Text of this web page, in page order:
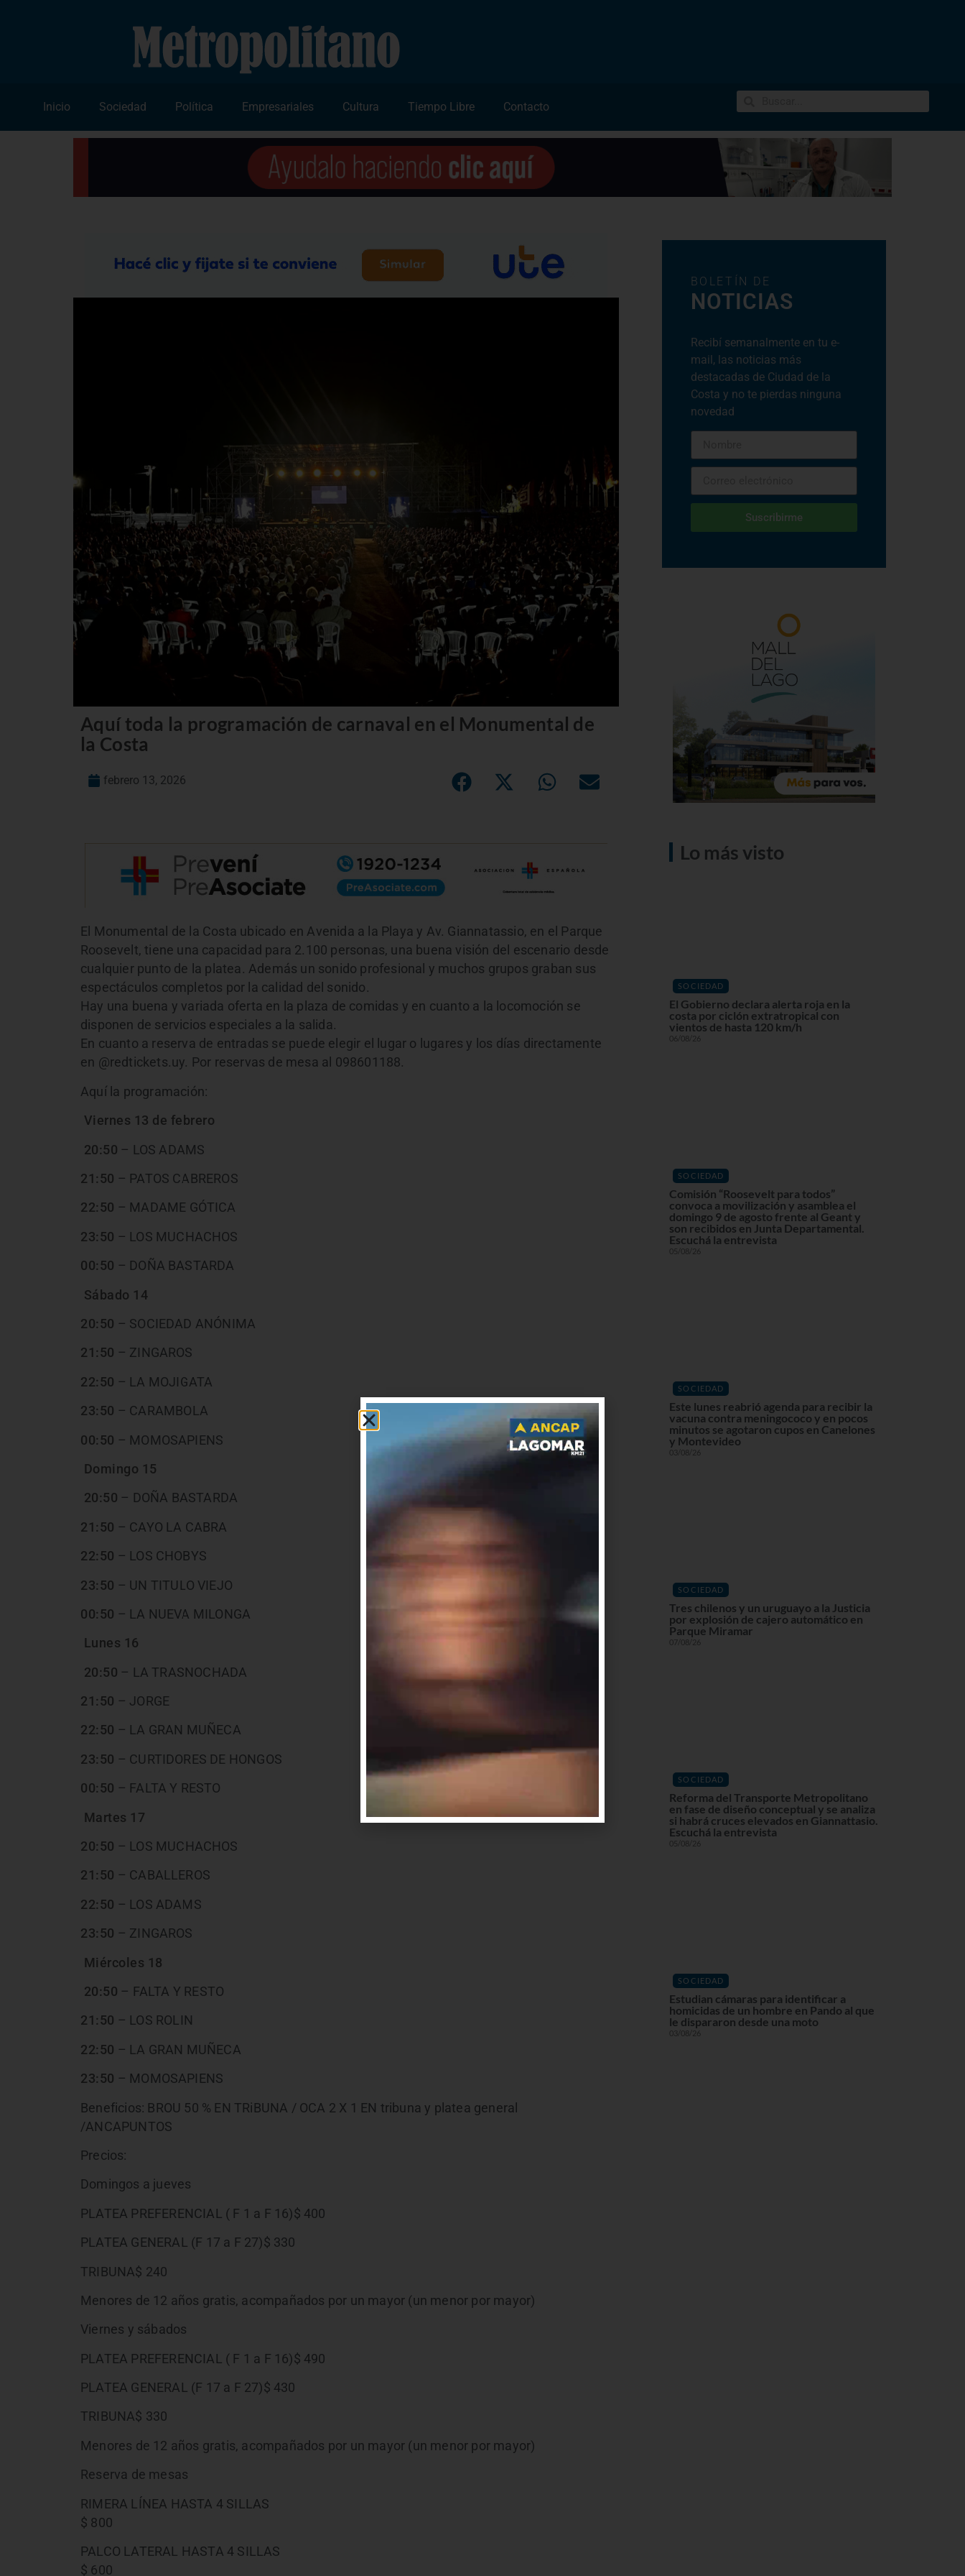
Inicio Sociedad Política Empresariales Cultura Tiempo Libre Contacto
Aquí toda la programación de carnaval en el Monumental de
la Costa
febrero 13, 2026
El Monumental de la Costa ubicado en Avenida a la Playa y Av. Giannatassio, en el Parque
Roosevelt, tiene una capacidad para 2.100 personas, una buena visión del escenario desde
cualquier punto de la platea. Además un sonido profesional y muchos grupos graban sus
espectáculos completos por la calidad del sonido.
Hay una buena y variada oferta en la plaza de comidas y en cuanto a la locomoción se
disponen de servicios especiales a la salida.
En cuanto a reserva de entradas se puede elegir el lugar o lugares y los días directamente
en @redtickets.uy. Por reservas de mesa al 098601188.
Aquí la programación:
Viernes 13 de febrero
20:50 – LOS ADAMS
21:50 – PATOS CABREROS
22:50 – MADAME GÓTICA
23:50 – LOS MUCHACHOS
00:50 – DOÑA BASTARDA
Sábado 14
20:50 – SOCIEDAD ANÓNIMA
21:50 – ZINGAROS
22:50 – LA MOJIGATA
23:50 – CARAMBOLA
00:50 – MOMOSAPIENS
Domingo 15
20:50 – DOÑA BASTARDA
21:50 – CAYO LA CABRA
22:50 – LOS CHOBYS
23:50 – UN TITULO VIEJO
00:50 – LA NUEVA MILONGA
Lunes 16
20:50 – LA TRASNOCHADA
21:50 – JORGE
22:50 – LA GRAN MUÑECA
23:50 – CURTIDORES DE HONGOS
00:50 – FALTA Y RESTO
Martes 17
20:50 – LOS MUCHACHOS
21:50 – CABALLEROS
22:50 – LOS ADAMS
23:50 – ZINGAROS
Miércoles 18
20:50 – FALTA Y RESTO
21:50 – LOS ROLIN
22:50 – LA GRAN MUÑECA
23:50 – MOMOSAPIENS
Beneficios: BROU 50 % EN TRiBUNA / OCA 2 X 1 EN tribuna y platea general
/ANCAPUNTOS
Precios:
Domingos a jueves
PLATEA PREFERENCIAL ( F 1 a F 16)$ 400
PLATEA GENERAL (F 17 a F 27)$ 330
TRIBUNA$ 240
Menores de 12 años gratis, acompañados por un mayor (un menor por mayor)
Viernes y sábados
PLATEA PREFERENCIAL ( F 1 a F 16)$ 490
PLATEA GENERAL (F 17 a F 27)$ 430
TRIBUNA$ 330
Menores de 12 años gratis, acompañados por un mayor (un menor por mayor)
Reserva de mesas
RIMERA LÍNEA HASTA 4 SILLAS
$ 800
PALCO LATERAL HASTA 4 SILLAS
$ 600
BOLETÍN DE
NOTICIAS
Recibí semanalmente en tu e-
mail, las noticias más
destacadas de Ciudad de la
Costa y no te pierdas ninguna
novedad
Suscribirme
Lo más visto
SOCIEDAD
El Gobierno declara alerta roja en la
costa por ciclón extratropical con
vientos de hasta 120 km/h
06/08/26
SOCIEDAD
Comisión “Roosevelt para todos”
convoca a movilización y asamblea el
domingo 9 de agosto frente al Geant y
son recibidos en Junta Departamental.
Escuchá la entrevista
05/08/26
SOCIEDAD
Este lunes reabrió agenda para recibir la
vacuna contra meningococo y en pocos
minutos se agotaron cupos en Canelones
y Montevideo
03/08/26
SOCIEDAD
Tres chilenos y un uruguayo a la Justicia
por explosión de cajero automático en
Parque Miramar
07/08/26
SOCIEDAD
Reforma del Transporte Metropolitano
en fase de diseño conceptual y se analiza
si habrá cruces elevados en Giannattasio.
Escuchá la entrevista
05/08/26
SOCIEDAD
Estudian cámaras para identificar a
homicidas de un hombre en Pando al que
le dispararon desde una moto
03/08/26